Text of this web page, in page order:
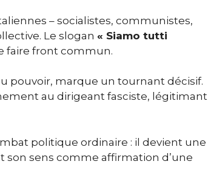
– socialistes, communistes,
Le slogan « Siamo tutti
faire front commun.
pouvoir, marque un tournant décisif.
au dirigeant fasciste, légitimant
politique ordinaire : il devient une
son sens comme affirmation d’une